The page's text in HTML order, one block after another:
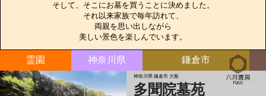
そして、そこにお墓を買うことに決めました。
それ以来家族で毎年訪れて、
両親を思い出しながら
美しい景色を楽しんでいます。
霊園 神奈川県 鎌倉市
神奈川県 鎌倉市 大船
多聞院墓苑